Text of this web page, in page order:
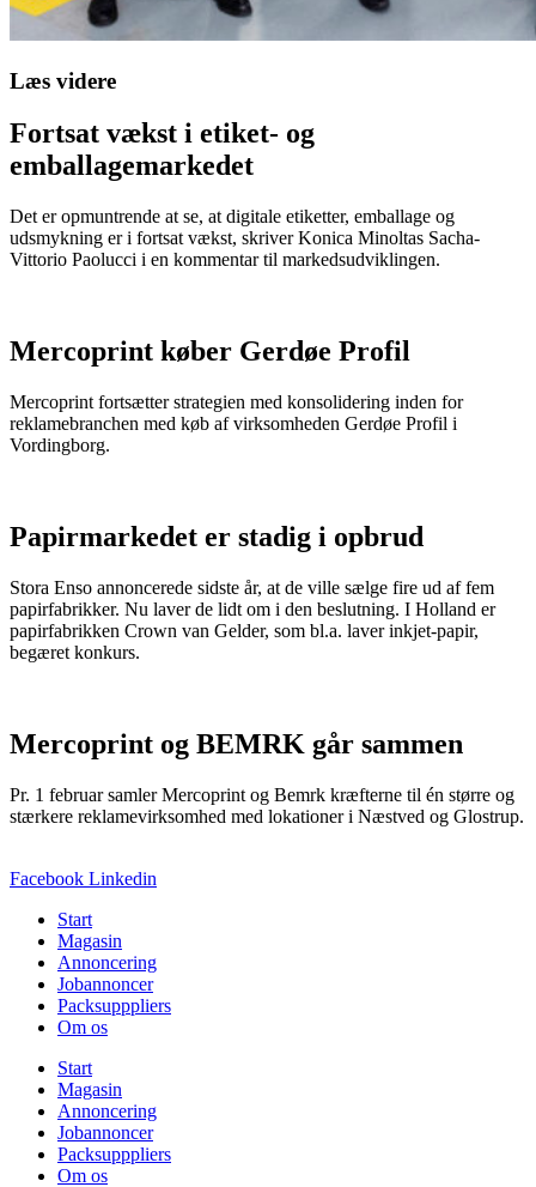
Læs videre
Fortsat vækst i etiket- og
emballagemarkedet
Det er opmuntrende at se, at digitale etiketter, emballage og
udsmykning er i fortsat vækst, skriver Konica Minoltas Sacha-
Vittorio Paolucci i en kommentar til markedsudviklingen.
Mercoprint køber Gerdøe Profil
Mercoprint fortsætter strategien med konsolidering inden for
reklamebranchen med køb af virksomheden Gerdøe Profil i
Vordingborg.
Papirmarkedet er stadig i opbrud
Stora Enso annoncerede sidste år, at de ville sælge fire ud af fem
papirfabrikker. Nu laver de lidt om i den beslutning. I Holland er
papirfabrikken Crown van Gelder, som bl.a. laver inkjet-papir,
begæret konkurs.
Mercoprint og BEMRK går sammen
Pr. 1 februar samler Mercoprint og Bemrk kræfterne til én større og
stærkere reklamevirksomhed med lokationer i Næstved og Glostrup.
Facebook Linkedin
Start
Magasin
Annoncering
Jobannoncer
Packsupppliers
Om os
Start
Magasin
Annoncering
Jobannoncer
Packsupppliers
Om os